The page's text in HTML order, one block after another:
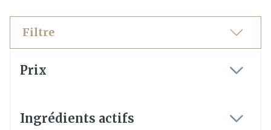
Filtre
Prix
Ingrédients actifs